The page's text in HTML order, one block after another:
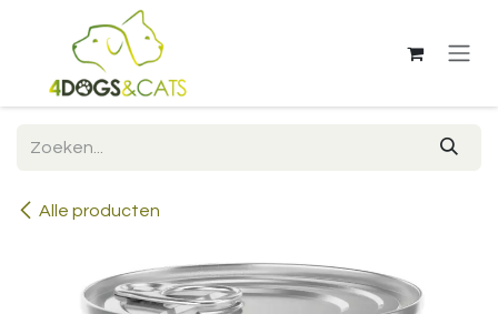
Overslaan naar inhoud
Alle producten